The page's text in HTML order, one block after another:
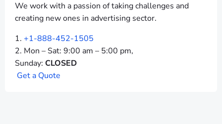
We work with a passion of taking challenges and
creating new ones in advertising sector.
+1-888-452-1505
Mon – Sat: 9:00 am – 5:00 pm,
Sunday: CLOSED
Geta Quote